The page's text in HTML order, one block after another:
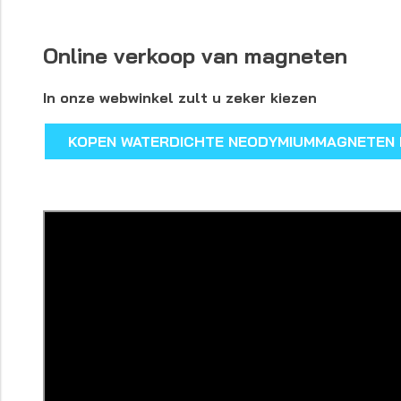
Online verkoop van magneten
In onze webwinkel zult u zeker kiezen
KOPEN WATERDICHTE